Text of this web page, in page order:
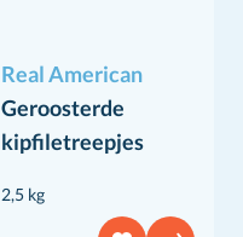
Real American
Geroosterde
kipfiletreepjes
2,5 kg